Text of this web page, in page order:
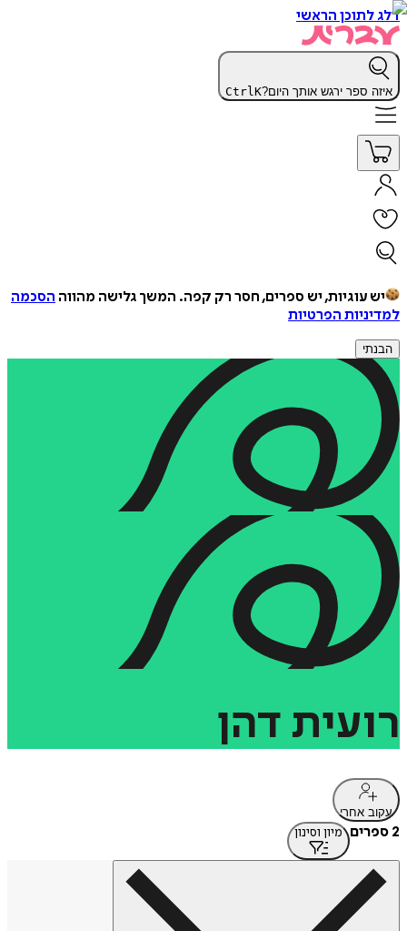
דלג לתוכן הראשי
איזה ספר ירגש אותך היום? CtrlK
יש עוגיות, יש ספרים, חסר רק קפה. המשך גלישה מהווה הסכמה
למדיניות הפרטיות
הבנתי
רועית דהן
עקוב אחרי
2 ספרים מיון וסינון